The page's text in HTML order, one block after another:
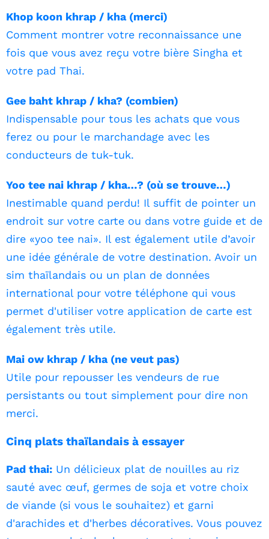
Khop koon khrap / kha (merci)
Comment montrer votre reconnaissance une
fois que vous avez reçu votre bière Singha et
votre pad Thai.
Gee baht khrap / kha? (combien)
Indispensable pour tous les achats que vous
ferez ou pour le marchandage avec les
conducteurs de tuk-tuk.
Yoo tee nai khrap / kha…? (où se trouve…)
Inestimable quand perdu! Il suffit de pointer un
endroit sur votre carte ou dans votre guide et de
dire «yoo tee nai». Il est également utile d’avoir
une idée générale de votre destination. Avoir un
sim thaïlandais ou un plan de données
international pour votre téléphone qui vous
permet d'utiliser votre application de carte est
également très utile.
Mai ow khrap / kha (ne veut pas)
Utile pour repousser les vendeurs de rue
persistants ou tout simplement pour dire non
merci.
Cinq plats thaïlandais à essayer
Pad thai: Un délicieux plat de nouilles au riz
sauté avec œuf, germes de soja et votre choix
de viande (si vous le souhaitez) et garni
d'arachides et d'herbes décoratives. Vous pouvez